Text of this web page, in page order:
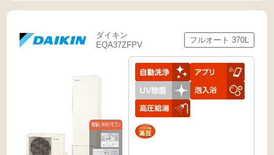
ダイキン
EQA37ZFPV
フルオート 370L